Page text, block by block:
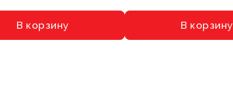
В корзину В корзину